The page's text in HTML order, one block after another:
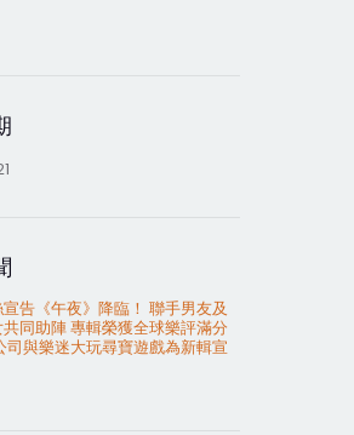
告《午夜》降臨！ 聯手男友及
同助陣 專輯榮獲全球樂評滿分
司與樂迷大玩尋寶遊戲為新輯宣